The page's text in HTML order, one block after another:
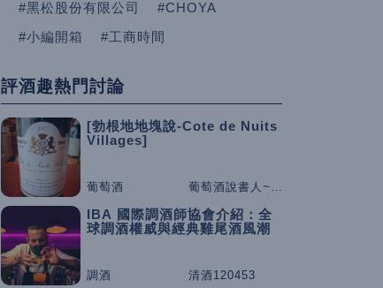
#黑松股份有限公司
#CHOYA
#小編開箱
#工商時間
評酒趣熱門討論
[勃根地地塊說-Cote de Nuits
Villages]
葡萄酒 葡萄酒說書人~咕嚕桑
IBA 國際調酒師協會介紹：全
球調酒權威與經典雞尾酒風潮
調酒 清酒120453